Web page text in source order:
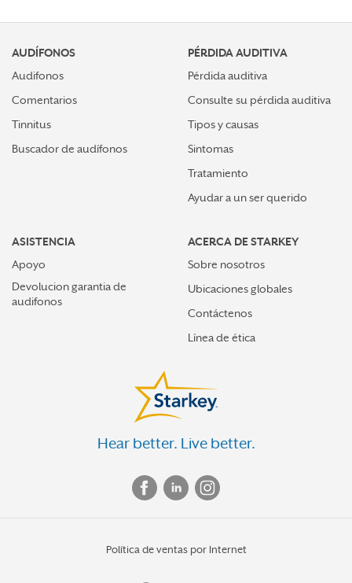
AUDÍFONOS
Audifonos
Comentarios
Tinnitus
Buscador de audífonos
PÉRDIDA AUDITIVA
Pérdida auditiva
Consulte su pérdida auditiva
Tipos y causas
Sintomas
Tratamiento
Ayudar a un ser querido
ASISTENCIA
Apoyo
Devolucion garantia de
audifonos
ACERCA DE STARKEY
Sobre nosotros
Ubicaciones globales
Contáctenos
Línea de ética
Hear better. Live better.
Política de ventas por Internet